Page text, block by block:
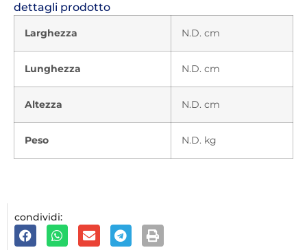
dettagli prodotto
Larghezza N.D. cm
Lunghezza N.D. cm
Altezza N.D. cm
Peso N.D. kg
condividi: